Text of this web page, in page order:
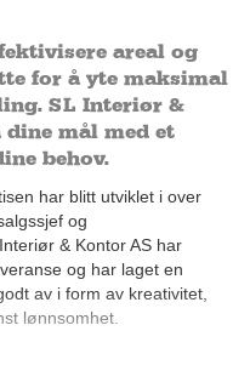
areal og
for å yte maksimal
SL Interiør &
dine mål med et
behov.
har blitt utviklet i over
og
& Kontor AS har
og har laget en
av i form av kreativitet,
lønnsomhet.